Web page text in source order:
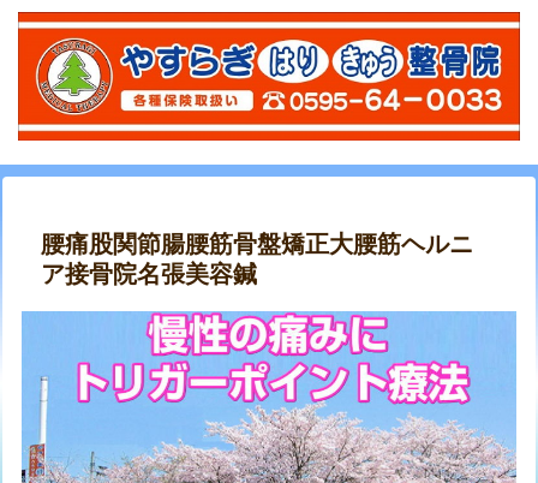
腰痛股関節腸腰筋骨盤矯正大腰筋ヘルニ
ア接骨院名張美容鍼